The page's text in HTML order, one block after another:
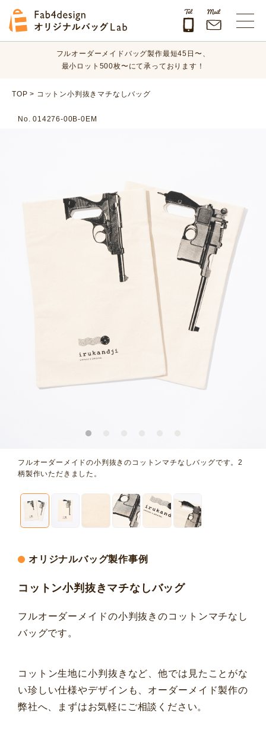
オリジナルバッグのデザイン、素材、数量、納期など、
まずはお気軽にご相談ください！
フルオーダーメイドバッグ製作最短45日〜、
最小ロット500枚〜にて承っております！
オリジナルバッグのデザイン、素材、数量、納期など、
TOP > コットン小判抜きマチなしバッグ
No. 014276-00B-0EM
フルオーダーメイドの小判抜きのコットンマチなしバッグです。2
柄製作いただきました。
オリジナルバッグ製作事例
コットン小判抜きマチなしバッグ
フルオーダーメイドの小判抜きのコットンマチなし
バッグです。
コットン生地に小判抜きなど、他では見たことがな
い珍しい仕様やデザインも、オーダーメイド製作の
弊社へ、まずはお気軽にご相談ください。